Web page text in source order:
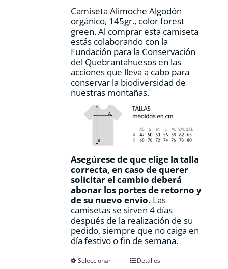
de
producto
Camiseta Alimoche Algodón
orgánico, 145gr., color forest
green. Al comprar esta camiseta
estás colaborando con la
Fundación para la Conservación
del Quebrantahuesos en las
acciones que lleva a cabo para
conservar la biodiversidad de
nuestras montañas.
Asegúrese de que elige la talla
correcta, en caso de querer
solicitar el cambio deberá
abonar los portes de retorno y
de su nuevo envio. Las
camisetas se sirven 4 días
después de la realización de su
pedido, siempre que no caiga en
día festivo o fin de semana.
Seleccionar
EsteDetalles